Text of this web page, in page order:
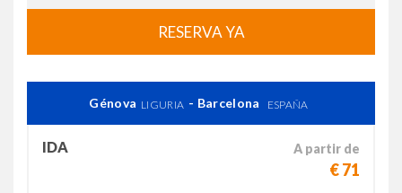
RESERVA YA
Génova LIGURIA - Barcelona ESPAÑA
IDA A partir de
€ 71